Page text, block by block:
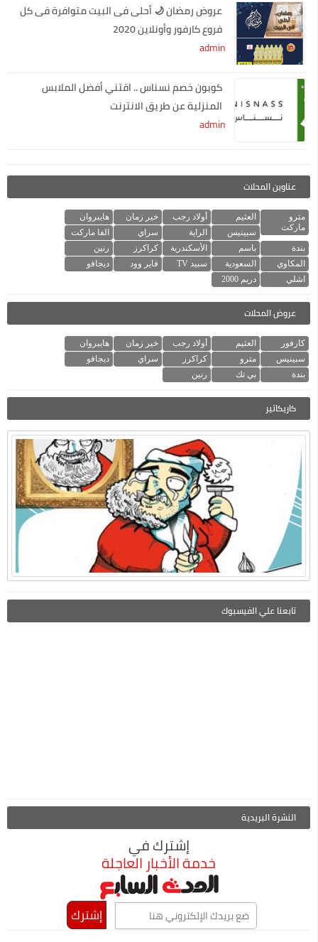
عروض رمضان 🌙 أحلى فى البيت متوافرة فى كل
فروع كارفور وأونلاين 2020
admin
كوبون خصم نسناس .. اقتني أفضل الملابس
المنزلية عن طريق الانترنت
admin
عناوين المحلات
مترو
ماركت
العثيم أولاد رجب خير زمان
هايبروان
سبينيس
الراية سراي
الفا ماركت
بندة
باسم الأسكندرية كراكرز
رنين
المكاوي
السعودية سبيد TV فاير وود
ديجافو
اشلي
دريم 2000
عروض المحلات
كارفور العثيم أولاد رجب خير زمان
هايبروان
سبينيس
مترو كراكرز سراي
ديجافو
بندة
بي تك رنين
كاريكاتير
تابعنا علي الفيسبوك
النشرة البريدية
إشترك في
خدمة الأخبار العاجلة